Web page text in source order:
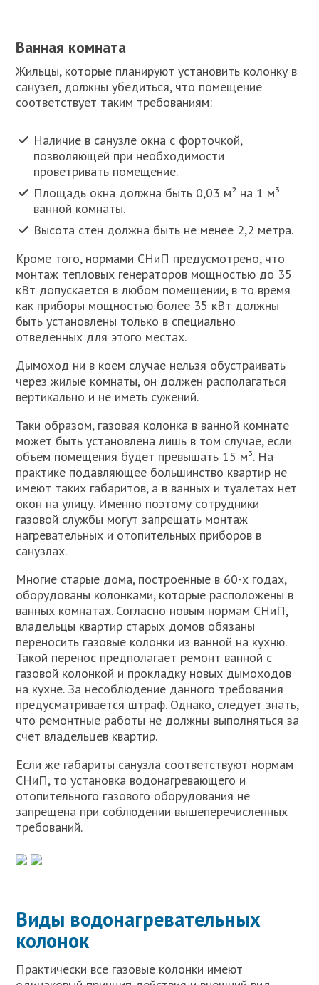
Ванная комната
Жильцы, которые планируют установить колонку в
санузел, должны убедиться, что помещение
соответствует таким требованиям:
Наличие в санузле окна с форточкой,
позволяющей при необходимости
проветривать помещение.
Площадь окна должна быть 0,03 м² на 1 м³
ванной комнаты.
Высота стен должна быть не менее 2,2 метра.
Кроме того, нормами СНиП предусмотрено, что
монтаж тепловых генераторов мощностью до 35
кВт допускается в любом помещении, в то время
как приборы мощностью более 35 кВт должны
быть установлены только в специально
отведенных для этого местах.
Дымоход ни в коем случае нельзя обустраивать
через жилые комнаты, он должен располагаться
вертикально и не иметь сужений.
Таки образом, газовая колонка в ванной комнате
может быть установлена лишь в том случае, если
объём помещения будет превышать 15 м³. На
практике подавляющее большинство квартир не
имеют таких габаритов, а в ванных и туалетах нет
окон на улицу. Именно поэтому сотрудники
газовой службы могут запрещать монтаж
нагревательных и отопительных приборов в
санузлах.
Многие старые дома, построенные в 60-х годах,
оборудованы колонками, которые расположены в
ванных комнатах. Согласно новым нормам СНиП,
владельцы квартир старых домов обязаны
переносить газовые колонки из ванной на кухню.
Такой перенос предполагает ремонт ванной с
газовой колонкой и прокладку новых дымоходов
на кухне. За несоблюдение данного требования
предусматривается штраф. Однако, следует знать,
что ремонтные работы не должны выполняться за
счет владельцев квартир.
Если же габариты санузла соответствуют нормам
СНиП, то установка водонагревающего и
отопительного газового оборудования не
запрещена при соблюдении вышеперечисленных
требований.
Виды водонагревательных
колонок
Практически все газовые колонки имеют